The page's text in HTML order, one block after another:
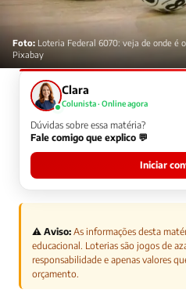
Foto: Loteria Federal 6070: veja de onde é
Pixabay
Clara
Colunista · Online agora
Dúvidas sobre essa matéria?
Fale comigo que explico 💬
Iniciar
⚠️ Aviso: As informações desta
educacional. Loterias são jogos de
responsabilidade e apenas valores
orçamento.